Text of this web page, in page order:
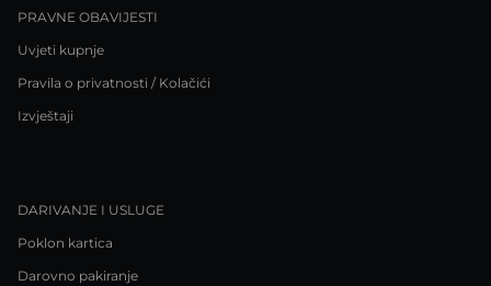
PRAVNE OBAVIJESTI
Uvjeti kupnje
Pravila o privatnosti / Kolačići
Izvještaji
DARIVANJE I USLUGE
Poklon kartica
Darovno pakiranje